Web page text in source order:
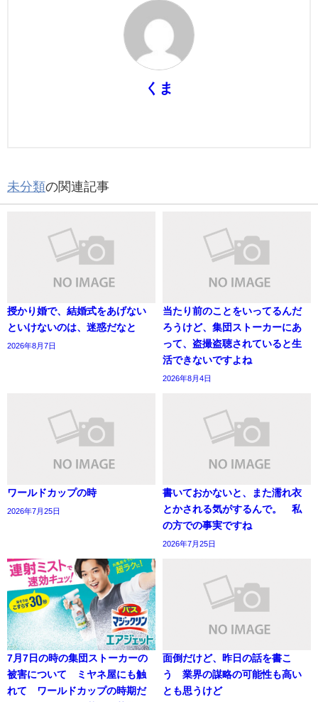
くま
未分類の関連記事
授かり婚で、結婚式をあげない
といけないのは、迷惑だなと
2026年8月7日
当たり前のことをいってるんだ
ろうけど、集団ストーカーにあ
って、盗撮盗聴されていると生
活できないですよね
2026年8月4日
ワールドカップの時
2026年7月25日
書いておかないと、また濡れ衣
とかされる気がするんで。 私
の方での事実ですね
2026年7月25日
7月7日の時の集団ストーカーの
被害について ミヤネ屋にも触
れて ワールドカップの時期だ
面倒だけど、昨日の話を書こ
う 業界の謀略の可能性も高い
とも思うけど